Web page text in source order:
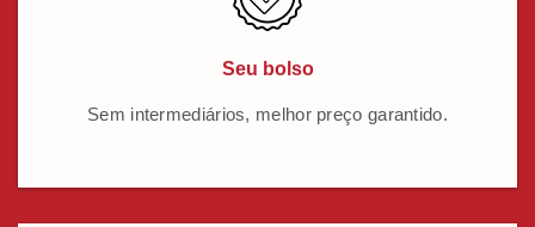
Seu bolso
Sem intermediários, melhor preço garantido.